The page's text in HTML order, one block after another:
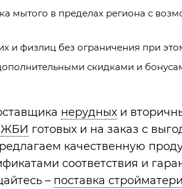
мытого в пределах региона с
и физлиц без ограничения при
скидками и
нерудных и
ЖБИ готовых и на заказ с
качественную
соответствия и
– поставка